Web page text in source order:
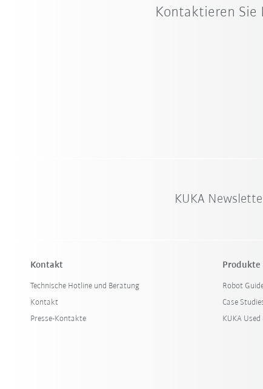
Kontaktieren Sie
KUKA
Kontakt
Technische Hotline und Beratung
Kontakt
Presse-Kontakte
Produkte
Robot
Case
KUKA